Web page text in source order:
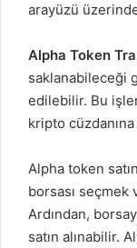
arayüzü
Alpha Token
saklanabileceği
edilebilir. Bu
kripto
Alpha token
borsası
Ardından,
satın alınabilir.